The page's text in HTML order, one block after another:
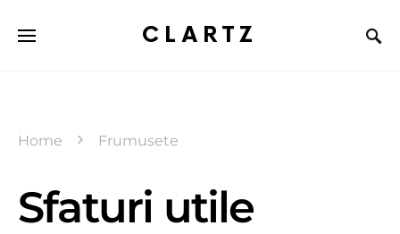
CLARTZ
Home Frumusete
Sfaturi utile